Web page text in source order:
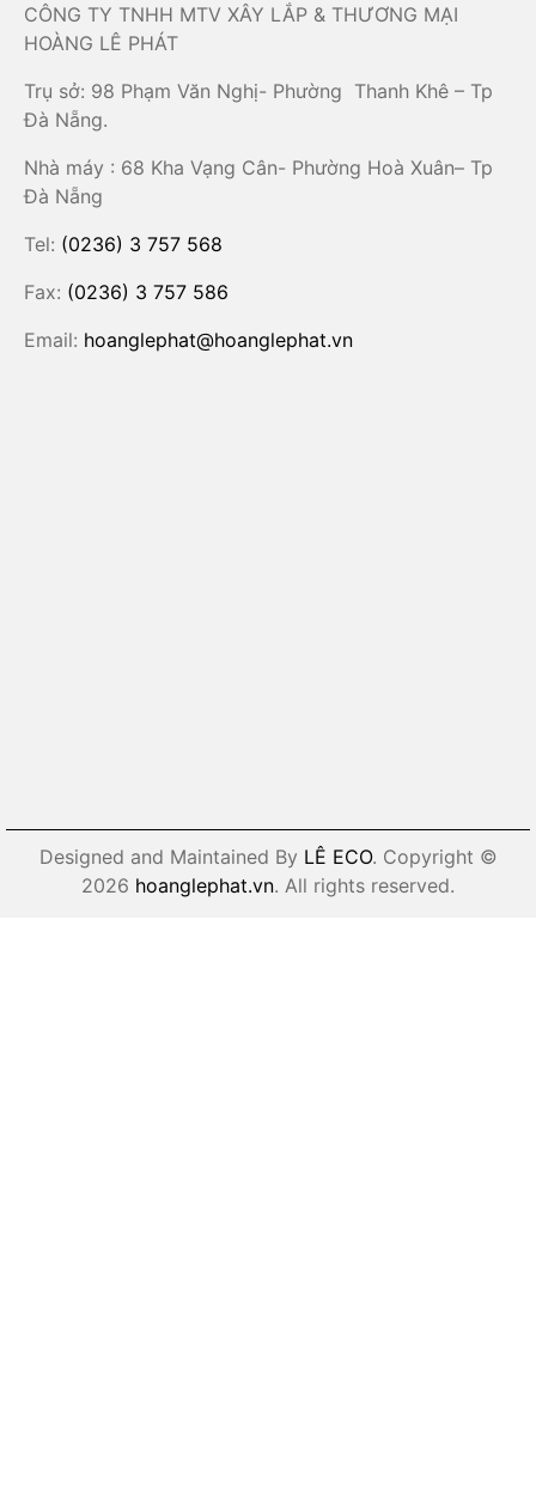
CÔNG TY TNHH MTV XÂY LẮP & THƯƠNG MẠI
HOÀNG LÊ PHÁT
Trụ sở: 98 Phạm Văn Nghị- Phường Thanh Khê – Tp
Đà Nẵng.
Nhà máy : 68 Kha Vạng Cân- Phường Hoà Xuân– Tp
Đà Nẵng
Tel: (0236) 3 757 568
Fax: (0236) 3 757 586
Email: hoanglephat@hoanglephat.vn
Designed and Maintained By LÊ ECO. Copyright ©
2026 hoanglephat.vn. All rights reserved.